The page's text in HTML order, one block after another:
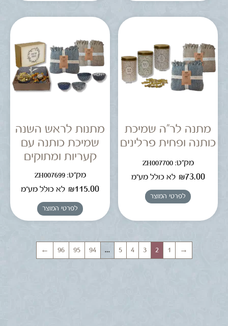
מתנה לר"ה שמיכת
כותנה ופחית פרלינים
מק"ט: ZH007700
₪73.00 לא כולל מע"מ
לפרטי המוצר
מתנות לראש השנה
שמיכת כותנה עם
קעריות ומתוקים
מק"ט: ZH007699
₪115.00 לא כולל מע"מ
לפרטי המוצר
→
1
2
3
4
5
…
94
95
96
←